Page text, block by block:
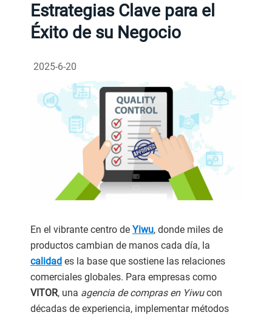
Estrategias Clave para el
Éxito de su Negocio
2025-6-20
En el vibrante centro de Yiwu, donde miles de
productos cambian de manos cada día, la
calidad es la base que sostiene las relaciones
comerciales globales. Para empresas como
VITOR, una agencia de compras en Yiwucon
décadas de experiencia, implementar métodos